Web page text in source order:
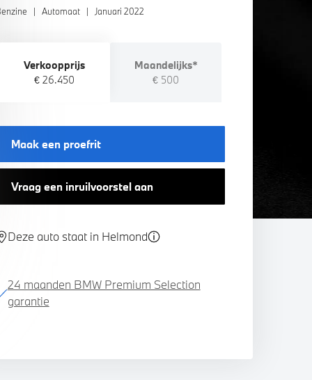
| Automaat | Januari 2022
Verkoopprijs
€ 26.450
Maandelijks*
€ 500
Maak een proefrit
Vraag een inruilvoorstel aan
Deze auto staat in Helmond
24 maanden BMW Premium Selection
garantie